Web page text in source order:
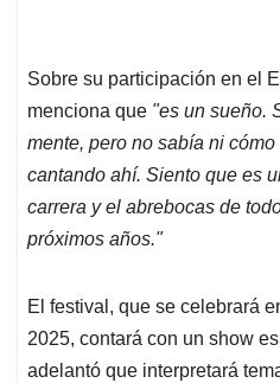
Sobre su participación en el
menciona que "es un sueño.
mente, pero no sabía ni
cantando ahí. Siento que es
carrera y el abrebocas de
próximos años."
El festival, que se celebrará
2025, contará con un show
adelantó que interpretará